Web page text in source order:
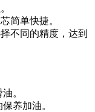
简单快捷。
不同的精度，达到
。
养加油。